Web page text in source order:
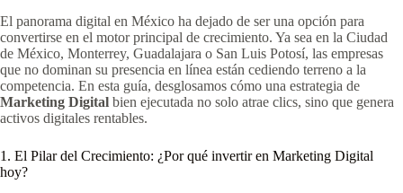
El panorama digital en México ha dejado de ser una opción para
convertirse en el motor principal de crecimiento. Ya sea en la Ciudad
de México, Monterrey, Guadalajara o San Luis Potosí, las empresas
que no dominan su presencia en línea están cediendo terreno a la
competencia. En esta guía, desglosamos cómo una estrategia de
Marketing Digital bien ejecutada no solo atrae clics, sino que genera
activos digitales rentables.
1. El Pilar del Crecimiento: ¿Por qué invertir en Marketing Digital
hoy?